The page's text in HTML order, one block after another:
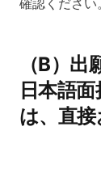
（B）
日本語
は、直接